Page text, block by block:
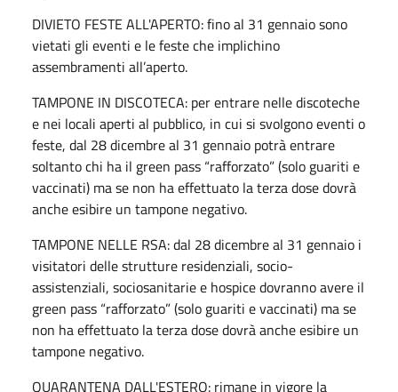
DIVIETO FESTE ALL'APERTO: fino al 31 gennaio sono
vietati gli eventi e le feste che implichino
assembramenti all’aperto.
TAMPONE IN DISCOTECA: per entrare nelle discoteche
e nei locali aperti al pubblico, in cui si svolgono eventi o
feste, dal 28 dicembre al 31 gennaio potrà entrare
soltanto chi ha il green pass “rafforzato” (solo guariti e
vaccinati) ma se non ha effettuato la terza dose dovrà
anche esibire un tampone negativo.
TAMPONE NELLE RSA: dal 28 dicembre al 31 gennaio i
visitatori delle strutture residenziali, socio-
assistenziali, sociosanitarie e hospice dovranno avere il
green pass “rafforzato” (solo guariti e vaccinati) ma se
non ha effettuato la terza dose dovrà anche esibire un
tampone negativo.
QUARANTENA DALL'ESTERO: rimane in vigore la